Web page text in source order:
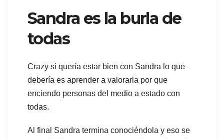
Sandra es la burla de
todas
Crazy si quería estar bien con Sandra lo que
debería es aprender a valorarla por que
enciendo personas del medio a estado con
todas.
Al final Sandra termina conociéndola y eso se